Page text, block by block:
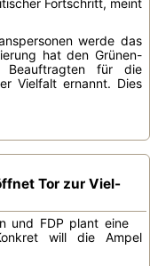
Fortschritt, meint
werde das
hat den Grünen-
Beauftragten für die
Vielfalt ernannt. Dies
Tor zur Viel-
und FDP plant eine
will die Ampel